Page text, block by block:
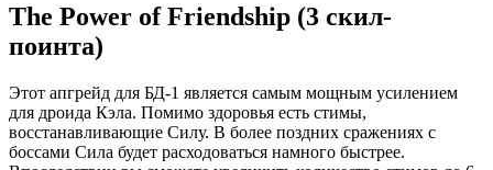
The Power of Friendship (3 скил-
поинта)
Этот апгрейд для БД-1 является самым мощным усилением
для дроида Кэла. Помимо здоровья есть стимы,
восстанавливающие Силу. В более поздних сражениях с
боссами Сила будет расходоваться намного быстрее.